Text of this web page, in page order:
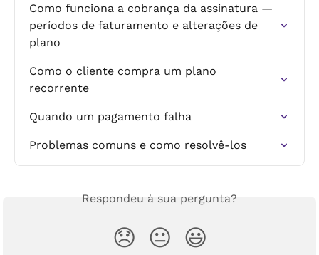
Como funciona a cobrança da assinatura —
períodos de faturamento e alterações de
plano
Como o cliente compra um plano
recorrente
Quando um pagamento falha
Problemas comuns e como resolvê-los
Respondeu à sua pergunta?
😞 😐 😃